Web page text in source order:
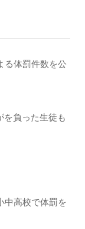
る体罰件数を公
を負った生徒も
中高校で体罰を